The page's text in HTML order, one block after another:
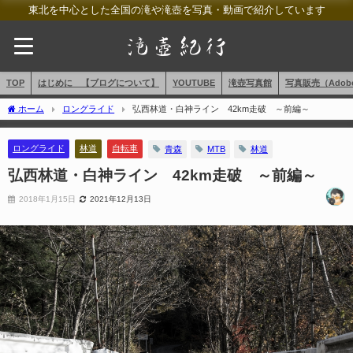
東北を中心とした全国の滝や滝壺を写真・動画で紹介しています
TOP はじめに 【ブログについて】 YOUTUBE 滝壺写真館 写真販売（
ホーム ロングライド 弘西林道・白神ライン 42km走破 ～前編～
ロングライド 林道 自転車 青森 MTB 林道
弘西林道・白神ライン 42km走破 ～前編～
2018年1月15日 2021年12月13日